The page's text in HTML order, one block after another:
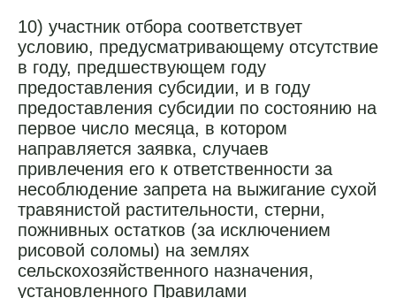
10) участник отбора соответствует
условию, предусматривающему отсутствие
в году, предшествующем году
предоставления субсидии, и в году
предоставления субсидии по состоянию на
первое число месяца, в котором
направляется заявка, случаев
привлечения его к ответственности за
несоблюдение запрета на выжигание сухой
травянистой растительности, стерни,
пожнивных остатков (за исключением
рисовой соломы) на землях
сельскохозяйственного назначения,
установленного Правилами